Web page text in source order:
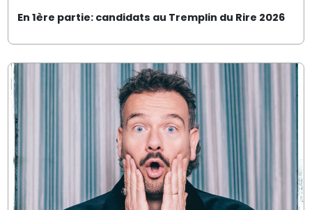
En 1ère partie: candidats au Tremplin du Rire 2026